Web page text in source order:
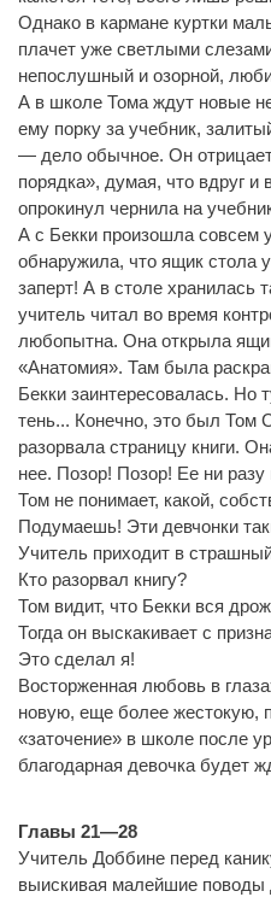
Однако в кармане куртки
плачет уже светлыми
непослушный и озорной,
А в школе Тома ждут новые
ему порку за учебник,
— дело обычное. Он
порядка», думая, что вдруг
опрокинул чернила на
А с Бекки произошла совсем
обнаружила, что ящик стола
заперт! А в столе хранилась
учитель читал во время
любопытна. Она открыла
«Анатомия». Там была
Бекки заинтересовалась. Но
тень... Конечно, это был Том
разорвала страницу книги.
нее. Позор! Позор! Ее ни
Том не понимает, какой,
Подумаешь! Эти девчонки
Учитель приходит в
Кто разорвал книгу?
Том видит, что Бекки вся
Тогда он выскакивает с
Это сделал я!
Восторженная любовь в
новую, еще более жестокую,
«заточение» в школе после
благодарная девочка будет
Главы 21—28
Учитель Доббине перед
выискивая малейшие поводы